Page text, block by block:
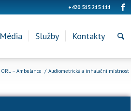
+420 515 215 111
Média Služby Kontakty
ORL – Ambulance / Audiometrická a inhalační místnost